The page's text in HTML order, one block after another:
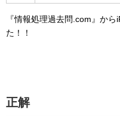
『情報処理過去問.com』か
た！！
正解